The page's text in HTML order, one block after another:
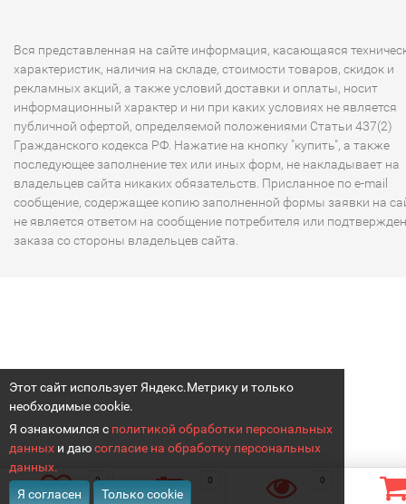
Этот сайт использует Яндекс.Метрику и только
необходимые cookie.
Я ознакомился с политикой обработки персональных
данных и даюсогласие на обработку персональных
данных.
Я согласен
Только cookie
Вся представленная на сайте информация, касающаяся
характеристик, наличия на складе, стоимости товаров, скидок и
рекламных акций, а также условий доставки и оплаты, носит
информационный характер и ни при каких условиях не является
публичной офертой, определяемой положениями Статьи 437(2)
Гражданского кодекса РФ. Нажатие на кнопку "купить", а также
последующее заполнение тех или иных форм, не накладывает на
владельцев сайта никаких обязательств. Присланное по e-mail
сообщение, содержащее копию заполненной формы заявки на
не является ответом на сообщение потребителя или
заказа со стороны владельцев сайта.
0 0 0